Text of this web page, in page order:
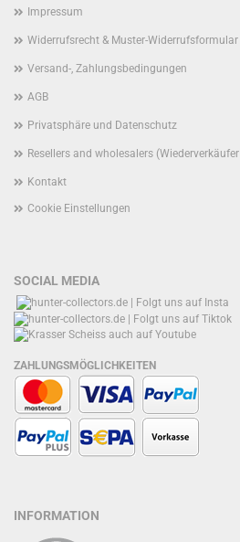
Impressum
Widerrufsrecht & Muster-Widerrufsformular
Versand-, Zahlungsbedingungen
AGB
Privatsphäre und Datenschutz
Resellers and wholesalers
Kontakt
Cookie Einstellungen
SOCIAL MEDIA
ZAHLUNGSMÖGLICHKEITEN
INFORMATION